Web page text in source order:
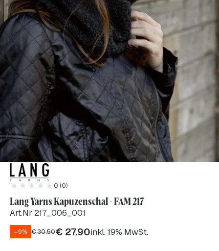
0 (0)
Lang Yarns Kapuzenschal - FAM 217
Art.Nr 217_006_001
–9% €30.50€ 27.90inkl. 19% MwSt.